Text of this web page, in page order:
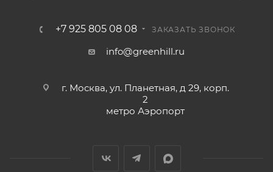
+7 925 805 08 08 ЗАКАЗАТЬ ЗВОНОК
info@greenhill.ru
г. Москва, ул. Планетная, д 29, корп.
2
метро Аэропорт